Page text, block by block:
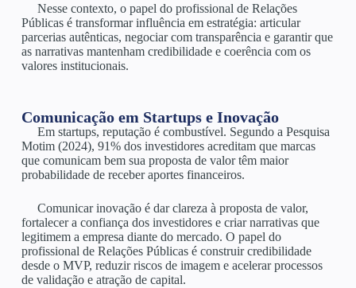
Nesse contexto, o papel do profissional de Relações
Públicas é transformar influência em estratégia: articular
parcerias autênticas, negociar com transparência e garantir que
as narrativas mantenham credibilidade e coerência com os
valores institucionais.
Comunicação em Startups e Inovação
Em startups, reputação é combustível. Segundo a Pesquisa
Motim (2024), 91% dos investidores acreditam que marcas
que comunicam bem sua proposta de valor têm maior
probabilidade de receber aportes financeiros.
Comunicar inovação é dar clareza à proposta de valor,
fortalecer a confiança dos investidores e criar narrativas que
legitimem a empresa diante do mercado. O papel do
profissional de Relações Públicas é construir credibilidade
desde o MVP, reduzir riscos de imagem e acelerar processos
de validação e atração de capital.